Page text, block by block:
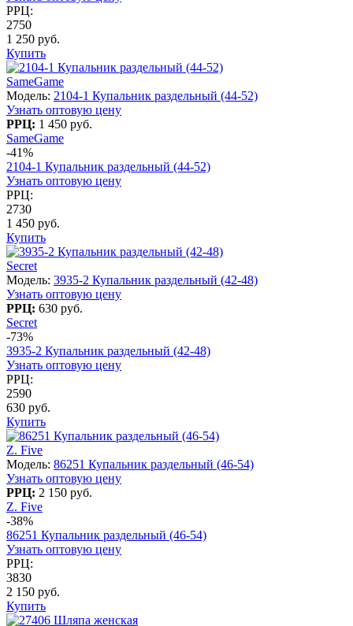
РРЦ:
2750
1 250 руб.
Купить
SameGame
Модель: 2104-1 Купальник раздельный (44-52)
Узнать оптовую цену
РРЦ: 1 450 руб.
SameGame
-41%
2104-1 Купальник раздельный (44-52)
Узнать оптовую цену
РРЦ:
2730
1 450 руб.
Купить
Secret
Модель: 3935-2 Купальник раздельный (42-48)
Узнать оптовую цену
РРЦ: 630 руб.
Secret
-73%
3935-2 Купальник раздельный (42-48)
Узнать оптовую цену
РРЦ:
2590
630 руб.
Купить
Z. Five
Модель: 86251 Купальник раздельный (46-54)
Узнать оптовую цену
РРЦ: 2 150 руб.
Z. Five
-38%
86251 Купальник раздельный (46-54)
Узнать оптовую цену
РРЦ:
3830
2 150 руб.
Купить